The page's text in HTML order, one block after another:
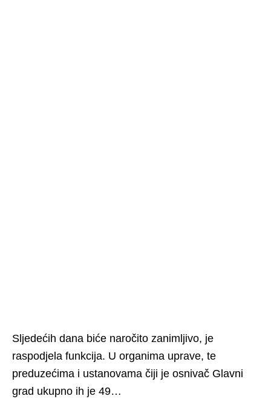
Sljedećih dana biće naročito zanimljivo, je
raspodjela funkcija. U organima uprave, te
preduzećima i ustanovama čiji je osnivač Glavni
grad ukupno ih je 49…